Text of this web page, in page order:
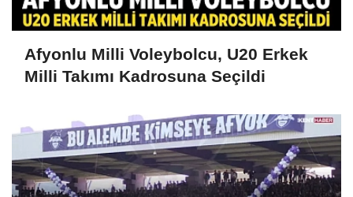
Afyonlu Milli Voleybolcu, U20 Erkek
Milli Takımı Kadrosuna Seçildi